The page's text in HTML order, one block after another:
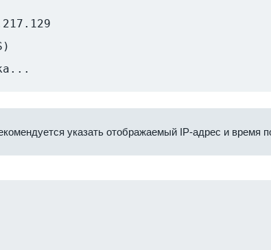
указать отображаемый IP-адрес и время